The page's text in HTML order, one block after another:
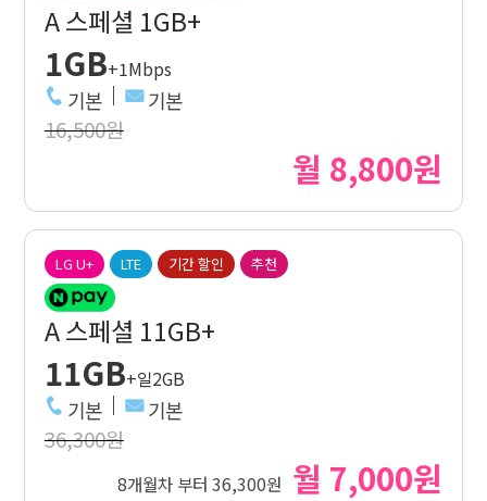
A 스페셜 1GB+
1GB+1Mbps
기본 기본
16,500원
월 8,800원
LG U+ LTE 기간 할인 추천
A 스페셜 11GB+
11GB+일2GB
기본 기본
36,300원
8개월차 부터 36,300원 월 7,000원